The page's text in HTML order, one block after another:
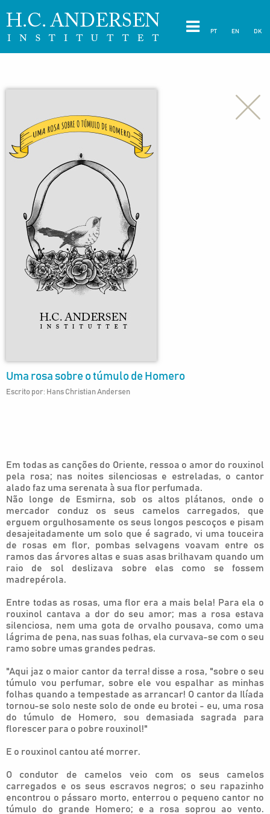
PT EN DK
Uma rosa sobre o túmulo de Homero
Escrito por: Hans Christian Andersen
Em todas as canções do Oriente, ressoa o amor do rouxinol
pela rosa; nas noites silenciosas e estreladas, o cantor
alado faz uma serenata à sua flor perfumada.
Não longe de Esmirna, sob os altos plátanos, onde o
mercador conduz os seus camelos carregados, que
erguem orgulhosamente os seus longos pescoços e pisam
desajeitadamente um solo que é sagrado, vi uma touceira
de rosas em flor, pombas selvagens voavam entre os
ramos das árvores altas e suas asas brilhavam quando um
raio de sol deslizava sobre elas como se fossem
madrepérola.
Entre todas as rosas, uma flor era a mais bela! Para ela o
rouxinol cantava a dor do seu amor; mas a rosa estava
silenciosa, nem uma gota de orvalho pousava, como uma
lágrima de pena, nas suas folhas, ela curvava-se com o seu
ramo sobre umas grandes pedras.
"Aqui jaz o maior cantor da terra! disse a rosa, "sobre o seu
túmulo vou perfumar, sobre ele vou espalhar as minhas
folhas quando a tempestade as arrancar! O cantor da Ilíada
tornou-se solo neste solo de onde eu brotei - eu, uma rosa
do túmulo de Homero, sou demasiada sagrada para
florescer para o pobre rouxinol!"
E o rouxinol cantou até morrer.
O condutor de camelos veio com os seus camelos
carregados e os seus escravos negros; o seu rapazinho
encontrou o pássaro morto, enterrou o pequeno cantor no
túmulo do grande Homero; e a rosa soprou ao vento.